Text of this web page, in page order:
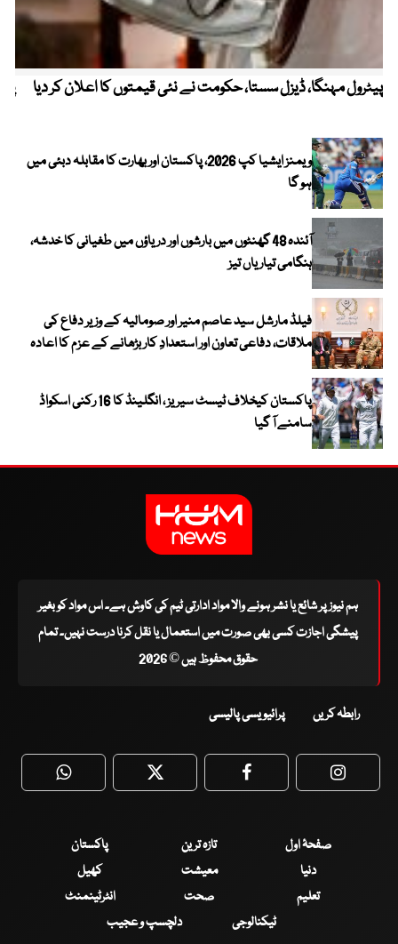
پیٹرول مہنگا، ڈیزل سستا، حکومت نے نئی قیمتوں کا اعلان کر دیا
ویمنز ایشیا کپ 2026، پاکستان اور بھارت کا مقابلہ دبئی میں
ہو گا
آئندہ 48 گھنٹوں میں بارشوں اور دریاؤں میں طغیانی کا خدشہ،
ہنگامی تیاریاں تیز
فیلڈ مارشل سید عاصم منیر اور صومالیہ کے وزیر دفاع کی
ملاقات، دفاعی تعاون اور استعدادِ کار بڑھانے کے عزم کا اعادہ
پاکستان کیخلاف ٹیسٹ سیریز ، انگلینڈ کا 16 رکنی اسکواڈ
سامنے آ گیا
ہم نیوز پر شائع یا نشر ہونے والا مواد ادارتی ٹیم کی کاوش ہے۔ اس مواد کو بغیر
پیشگی اجازت کسی بھی صورت میں استعمال یا نقل کرنا درست نہیں۔ تمام
حقوق محفوظ ہیں © 2026
رابطہ کریں پرائیویسی پالیسی
WhatsApp Twitter Facebook
صفحۂ اول تازہ ترین
پاکستان
دنیا
معیشت
کھیل
تعلیم
صحت
انٹرٹینمنٹ
ٹیکنالوجی
دلچسپ و عجیب